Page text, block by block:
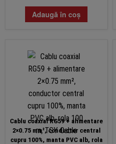
Adaugă în coș
Cablu coaxial RG59 + alimentare
2×0.75 mm², conductor central
cupru 100%, manta PVC alb, rola